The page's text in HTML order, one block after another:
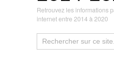
Retrouvez les informations
internet entre 2014 à 2020